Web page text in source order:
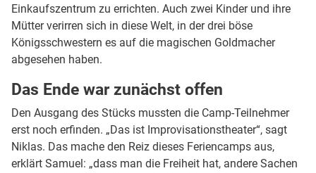
Einkaufszentrum zu errichten. Auch zwei Kinder und ihre
Mütter verirren sich in diese Welt, in der drei böse
Königsschwestern es auf die magischen Goldmacher
abgesehen haben.
Das Ende war zunächst offen
Den Ausgang des Stücks mussten die Camp-Teilnehmer
erst noch erfinden. „Das ist Improvisationstheater“, sagt
Niklas. Das mache den Reiz dieses Feriencamps aus,
erklärt Samuel: „dass man die Freiheit hat, andere Sachen